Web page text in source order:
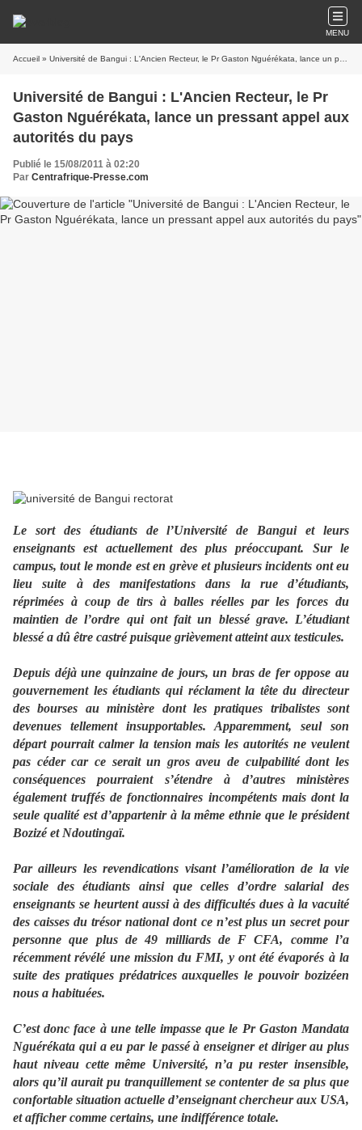
MENU
Accueil » Université de Bangui : L'Ancien Recteur, le Pr Gaston Nguérékata, lance un pressant appel aux autorités du pays
Université de Bangui : L'Ancien Recteur, le Pr
Gaston Nguérékata, lance un pressant appel aux
autorités du pays
Publié le 15/08/2011 à 02:20
Par Centrafrique-Presse.com
Le sort des étudiants de l’Université de Bangui et leurs
enseignants est actuellement des plus préoccupant. Sur le
campus, tout le monde est en grève et plusieurs incidents ont eu
lieu suite à des manifestations dans la rue d’étudiants,
réprimées à coup de tirs à balles réelles par les forces du
maintien de l’ordre qui ont fait un blessé grave. L’étudiant
blessé a dû être castré puisque grièvement atteint aux testicules.
Depuis déjà une quinzaine de jours, un bras de fer oppose au
gouvernement les étudiants qui réclament la tête du directeur
des bourses au ministère dont les pratiques tribalistes sont
devenues tellement insupportables. Apparemment, seul son
départ pourrait calmer la tension mais les autorités ne veulent
pas céder car ce serait un gros aveu de culpabilité dont les
conséquences pourraient s’étendre à d’autres ministères
également truffés de fonctionnaires incompétents mais dont la
seule qualité est d’appartenir à la même ethnie que le président
Bozizé et Ndoutingaï.
Par ailleurs les revendications visant l’amélioration de la vie
sociale des étudiants ainsi que celles d’ordre salarial des
enseignants se heurtent aussi à des difficultés dues à la vacuité
des caisses du trésor national dont ce n’est plus un secret pour
personne que plus de 49 milliards de F CFA, comme l’a
récemment révélé une mission du FMI, y ont été évaporés à la
suite des pratiques prédatrices auxquelles le pouvoir bozizéen
nous a habituées.
C’est donc face à une telle impasse que le Pr Gaston Mandata
Nguérékata qui a eu par le passé à enseigner et diriger au plus
haut niveau cette même Université, n’a pu rester insensible,
alors qu’il aurait pu tranquillement se contenter de sa plus que
confortable situation actuelle d’enseignant chercheur aux USA,
et afficher comme certains, une indifférence totale.